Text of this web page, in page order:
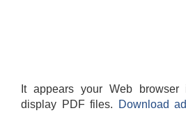
It appears your Web
display PDF files.
Download